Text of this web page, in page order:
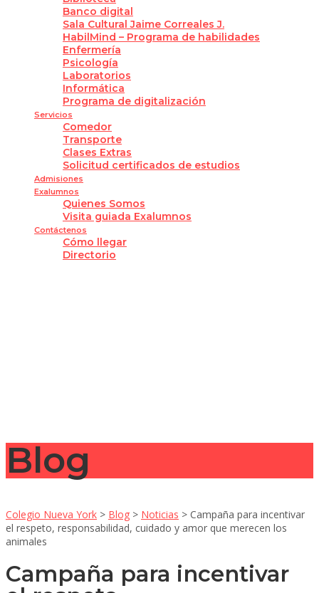
Banco digital
Sala Cultural Jaime Correales J.
HabilMind – Programa de habilidades
Enfermería
Psicología
Laboratorios
Informática
Programa de digitalización
Servicios
Comedor
Transporte
Clases Extras
Solicitud certificados de estudios
Admisiones
Exalumnos
Quienes Somos
Visita guiada Exalumnos
Contáctenos
Cómo llegar
Directorio
Blog
Colegio Nueva York > Blog > Noticias > Campaña para incentivar
el respeto, responsabilidad, cuidado y amor que merecen los
animales
Campaña para incentivar